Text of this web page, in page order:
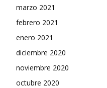
marzo 2021
febrero 2021
enero 2021
diciembre 2020
noviembre 2020
octubre 2020